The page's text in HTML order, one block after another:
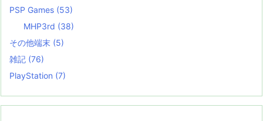
PSP Games (53)
MHP3rd (38)
その他端末 (5)
雑記 (76)
PlayStation (7)